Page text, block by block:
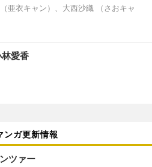
亜衣キャン）、大西沙織 （さおキャ
愛香
ンガ更新情報
ツァー